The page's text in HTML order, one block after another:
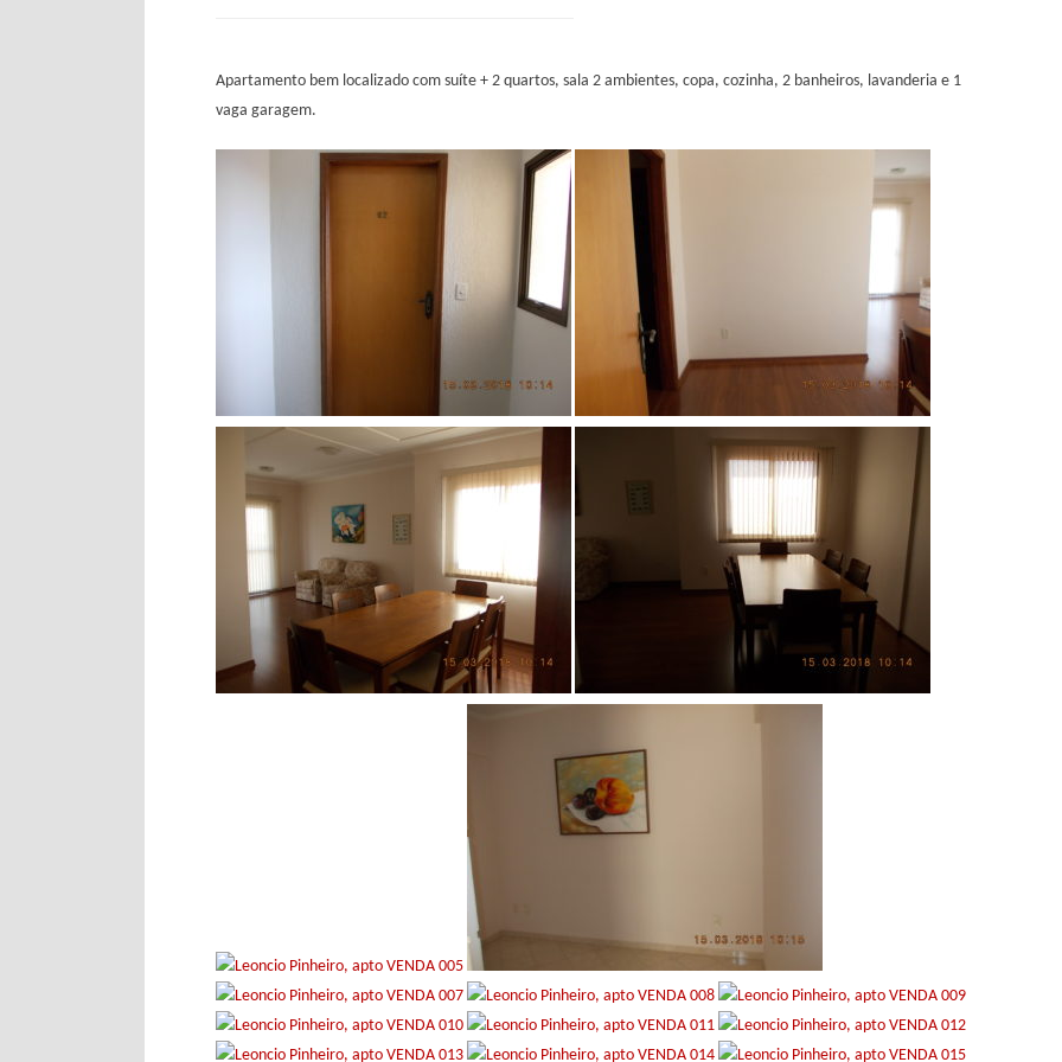
Apartamento bem localizado com suíte + 2 quartos, sala 2 ambientes, copa, cozinha, 2 banheiros, lavanderia e 1
vaga garagem.